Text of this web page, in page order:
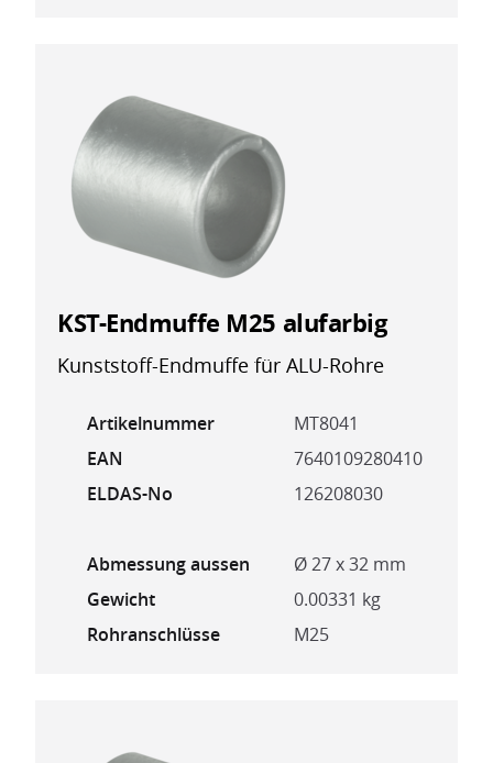
KST-Endmuffe M25 alufarbig
Kunststoff-Endmuffe für ALU-Rohre
Artikelnummer
MT8041
EAN
7640109280410
ELDAS-No
126208030
Abmessung aussen
Ø 27 x 32 mm
Gewicht
0.00331 kg
Rohranschlüsse
M25